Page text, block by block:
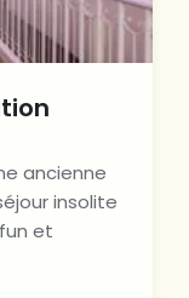
ancienne
insolite
et